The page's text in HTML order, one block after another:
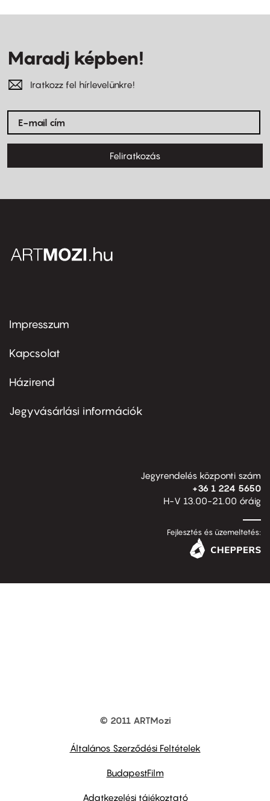
Maradj képben!
Iratkozz fel hírlevelünkre!
Feliratkozás
Footer
first
Impresszum
Kapcsolat
Footer
second
Házirend
Jegyvásárlási információk
Jegyrendelés központi szám
+36 1 224 5650
H-V 13.00-21.00 óráig
Fejlesztés és üzemeltetés:
© 2011 ARTMozi
Általános Szerződési Feltételek
BudapestFilm
Adatkezelési tájékoztató